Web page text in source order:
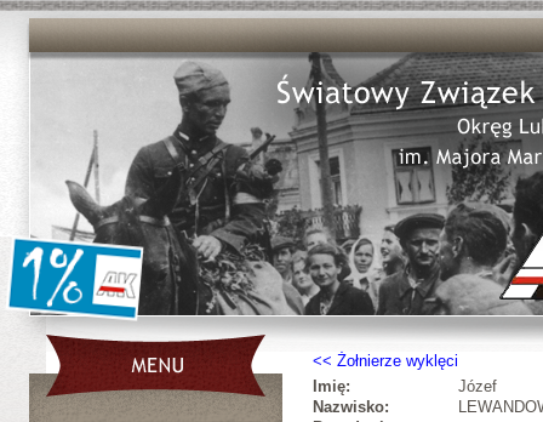
Żołnierze wyklęci
Imię:
Józef
Nazwisko: